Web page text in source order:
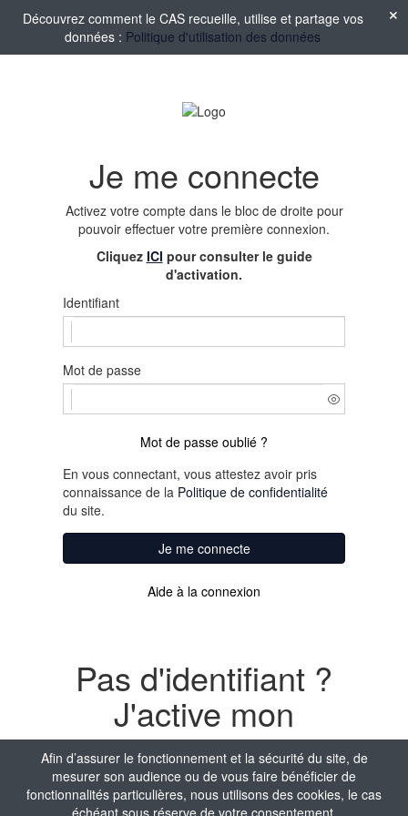
Afin d’assurer le fonctionnement et la sécurité du site, de
mesurer son audience ou de vous faire bénéficier de
fonctionnalités particulières, nous utilisons des cookies, le cas
échéant sous réserve de votre consentement.
Découvrez comment le CAS recueille, utilise et partage vos
données : Politique d'utilisation des données
Je me connecte
Activez votre compte dans le bloc de droite pour
pouvoir effectuer votre première connexion.
Cliquez ICI pour consulter le guide
d'activation.
Identifiant
Mot de passe
Mot de passe oublié ?
En vous connectant, vous attestez avoir pris
connaissance de la Politique de confidentialité
du site.
Je me connecte
Aide à la connexion
Pas d'identifiant ?
J'active mon
compte
Nom